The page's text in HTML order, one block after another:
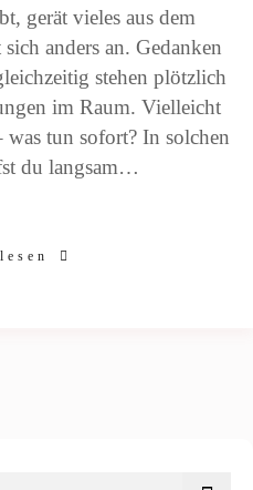
gerät vieles aus dem
anders an. Gedanken
stehen plötzlich
im Raum. Vielleicht
tun sofort? In solchen
du langsam…